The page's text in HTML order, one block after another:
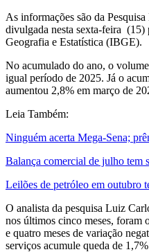
As informações são da
divulgada nesta sexta-feira
Geografia e Estatística (IBGE).
No acumulado do ano, o
igual período de 2025. Já o
aumentou 2,8% em março de
Leia Também:
Ninguém acerta Mega-Sena;
Balança comercial de julho tem
Leilões de petróleo em outubro
O analista da pesquisa Luiz
nos últimos cinco meses, foram
e quatro meses de variação
serviços acumule queda de